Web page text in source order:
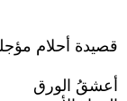
قصيدة أحلام
أعشقُ الورق